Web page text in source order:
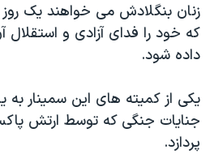
زنان بنگلادش می خواهند يک روز
که خود را فدای آزادی و
داده شود.
يکی از کميته های اين سمينار به
جنايات جنگی که توسط ارتش
پردازد.